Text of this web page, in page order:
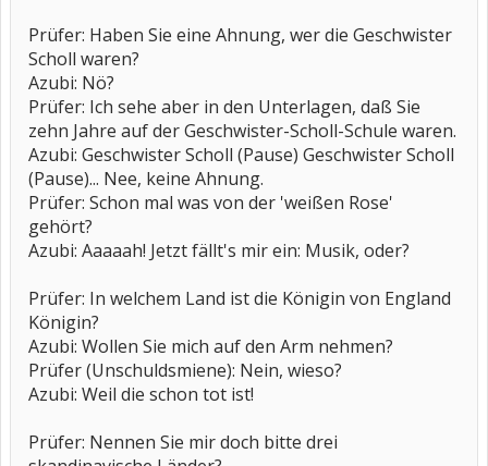
Prüfer: Haben Sie eine Ahnung, wer die Geschwister
Scholl waren?
Azubi: Nö?
Prüfer: Ich sehe aber in den Unterlagen, daß Sie
zehn Jahre auf der Geschwister-Scholl-Schule waren.
Azubi: Geschwister Scholl (Pause) Geschwister Scholl
(Pause)... Nee, keine Ahnung.
Prüfer: Schon mal was von der 'weißen Rose'
gehört?
Azubi: Aaaaah! Jetzt fällt's mir ein: Musik, oder?
Prüfer: In welchem Land ist die Königin von England
Königin?
Azubi: Wollen Sie mich auf den Arm nehmen?
Prüfer (Unschuldsmiene): Nein, wieso?
Azubi: Weil die schon tot ist!
Prüfer: Nennen Sie mir doch bitte drei